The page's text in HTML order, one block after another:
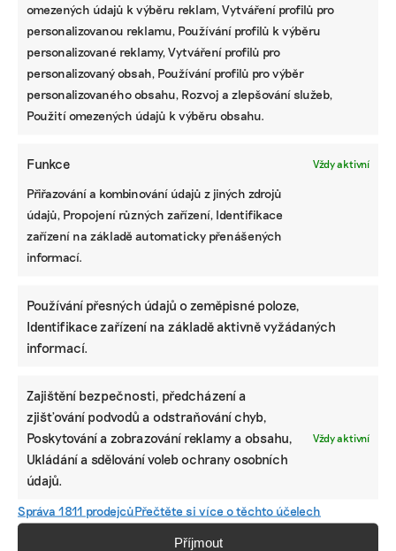
omezených údajů k výběru reklam, Vytváření profilů pro
personalizovanou reklamu, Používání profilů k výběru
personalizované reklamy, Vytváření profilů pro
personalizovaný obsah, Používání profilů pro výběr
personalizovaného obsahu, Rozvoj a zlepšování služeb,
Použití omezených údajů k výběru obsahu.
Funkce Vždy aktivní
Přiřazování a kombinování údajů z jiných zdrojů
údajů, Propojení různých zařízení, Identifikace
zařízení na základě automaticky přenášených
informací.
Používání přesných údajů o zeměpisné poloze,
Identifikace zařízení na základě aktivně vyžádaných
informací.
Zajištění bezpečnosti, předcházení a
zjišťování podvodů a odstraňování chyb,
Poskytování a zobrazování reklamy a obsahu,
Ukládání a sdělování voleb ochrany osobních
údajů.
Vždy aktivní
Správa 1811 prodejcůPřečtěte si více o těchto účelech
Příjmout
PRÁCE, KTERÁ ZLEPŠÍ SVĚT
mutualus
udržitelnosti